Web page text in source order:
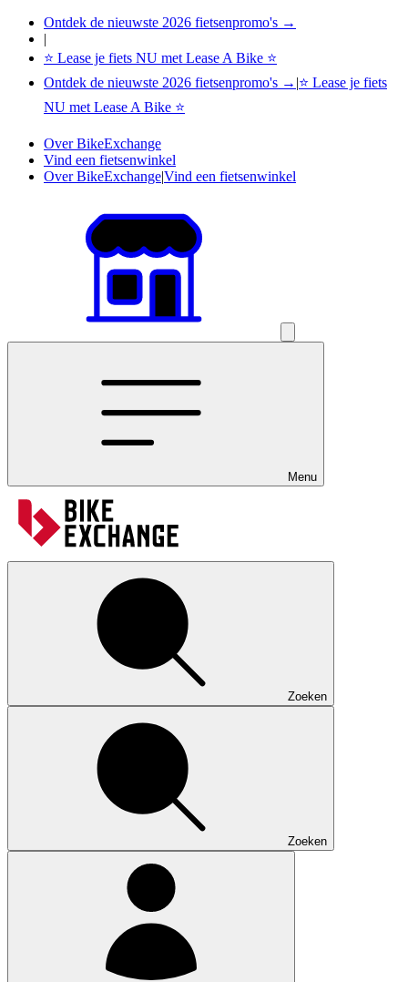
Ontdek de nieuwste 2026 fietsenpromo's →
|
⭐ Lease je fiets NU met Lease A Bike ⭐
Ontdek de nieuwste 2026 fietsenpromo's → |⭐ Lease je fiets
NU met Lease A Bike ⭐
Over BikeExchange
Vind een fietsenwinkel
Over BikeExchange|Vind een fietsenwinkel
Menu
Zoeken
Zoeken